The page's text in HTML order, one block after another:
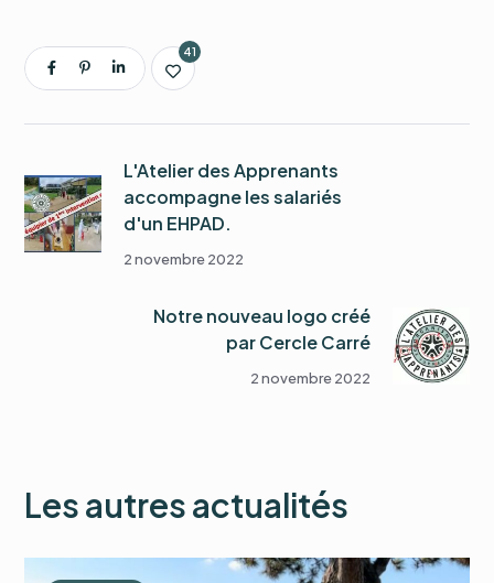
41
L'Atelier des Apprenants
accompagne les salariés
d'un EHPAD.
2 novembre 2022
Notre nouveau logo créé
par Cercle Carré
2 novembre 2022
Les autres actualités